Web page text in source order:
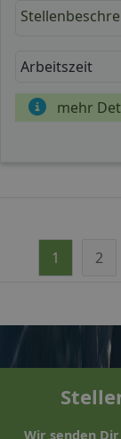
Arbeitszeit
mehr
1 2
Wir senden